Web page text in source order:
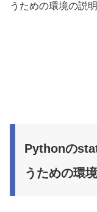
うための環境の説
Pythonの
うための環境